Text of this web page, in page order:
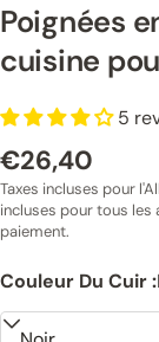
Poignées
cuisine
5
Prix
normal
€26,40
Taxes incluses pour
incluses pour tous les
paiement.
Couleur Du Cuir :